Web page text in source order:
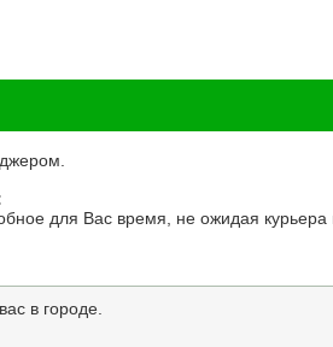
для Вас время, не ожидая курьера
в городе.